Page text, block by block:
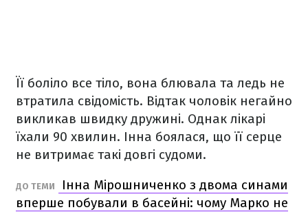
Її боліло все тіло, вона блювала та ледь не
втратила свідомість. Відтак чоловік негайно
викликав швидку дружині. Однак лікарі
їхали 90 хвилин. Інна боялася, що її серце
не витримає такі довгі судоми.
ДО ТЕМИ
Інна Мірошниченко з двома синами
вперше побували в басейні: чому Марко не